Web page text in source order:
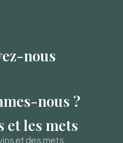
nous
nous ?
et les mets
et des mets